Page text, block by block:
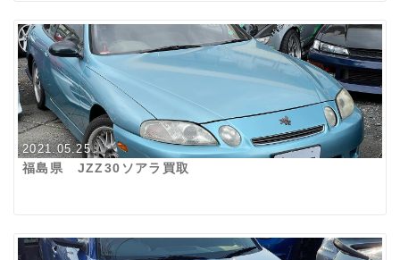
2021.05.25
福島県 JZZ30ソアラ買取